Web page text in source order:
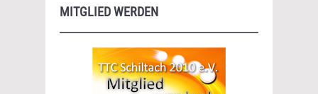
MITGLIED WERDEN